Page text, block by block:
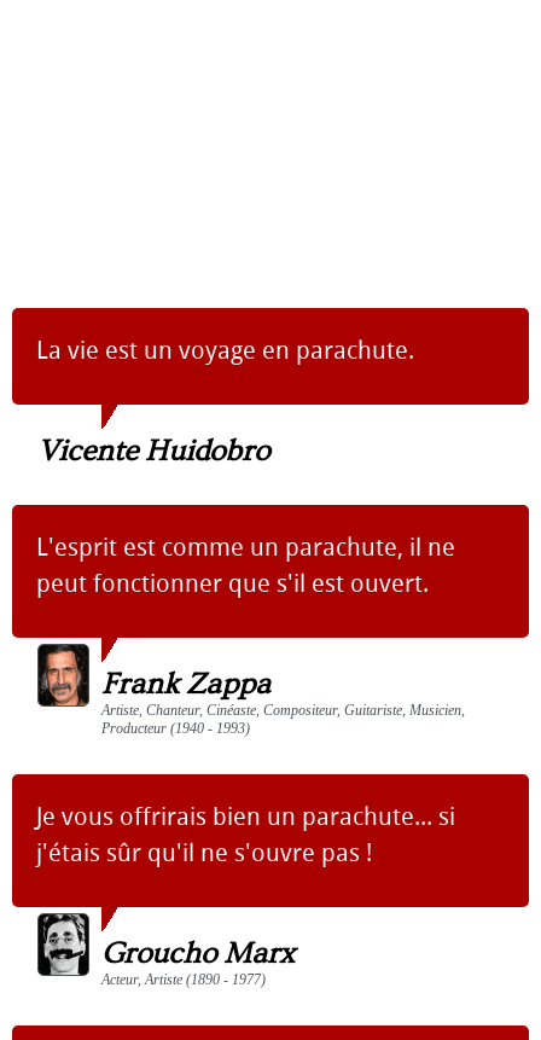
La vie est un voyage en parachute.
Vicente Huidobro
L'esprit est comme un parachute, il ne
peut fonctionner que s'il est ouvert.
Frank Zappa
Artiste, Chanteur, Cinéaste, Compositeur, Guitariste, Musicien,
Producteur (1940 - 1993)
Je vous offrirais bien un parachute... si
j'étais sûr qu'il ne s'ouvre pas !
Groucho Marx
Acteur, Artiste (1890 - 1977)